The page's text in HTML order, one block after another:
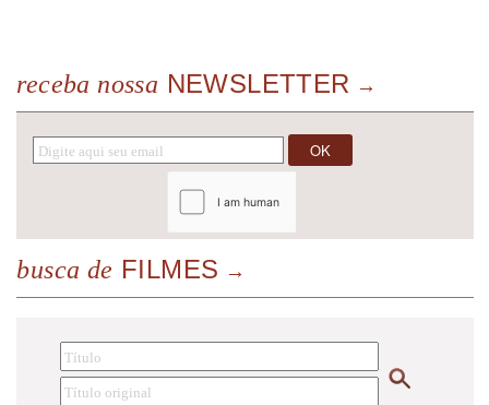
receba nossa NEWSLETTER
busca de FILMES